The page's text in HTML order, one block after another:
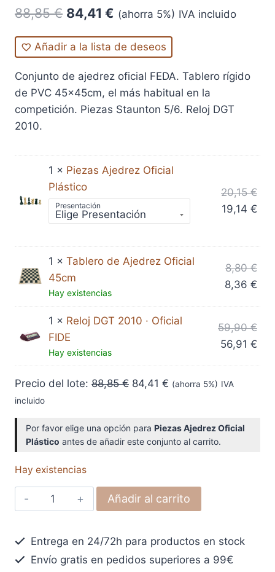
88,85€ 84,41 € (ahorra 5%) IVA incluido
Añadir a la lista de deseos
Conjunto de ajedrez oficial FEDA. Tablero rígido
de PVC 45x45cm, el más habitual en la
competición. Piezas Staunton 5/6. Reloj DGT
2010.
1 × Piezas Ajedrez Oficial
Plástico
Presentación
20,15€El
19,14 €
1 × Tablero de Ajedrez Oficial
45cm
Hay existencias
8,80€El
8,36 €
1 × Reloj DGT 2010 · Oficial
FIDE
Hay existencias
59,90€El
56,91 €
Precio del lote: 88,85€ 84,41 € (ahorra 5%) IVA
incluido
Por favor elige una opción para Piezas Ajedrez Oficial
Plástico antes de añadir este conjunto al carrito.
Hay existencias
Conjunto
Juego
45
con
Añadir al carrito
Entrega en 24/72h para productos en stock
Envío gratis en pedidos superiores a 99€